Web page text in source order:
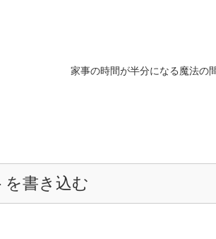
家事の時間が半分になる魔法の
を書き込む